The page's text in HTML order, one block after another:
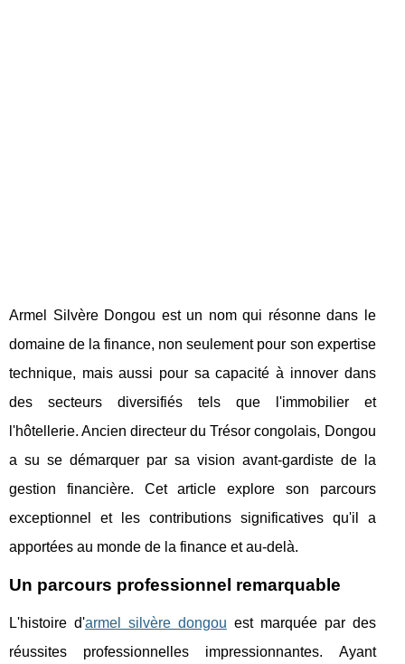
Armel Silvère Dongou est un nom qui résonne dans le
domaine de la finance, non seulement pour son expertise
technique, mais aussi pour sa capacité à innover dans
des secteurs diversifiés tels que l'immobilier et
l'hôtellerie. Ancien directeur du Trésor congolais, Dongou
a su se démarquer par sa vision avant-gardiste de la
gestion financière. Cet article explore son parcours
exceptionnel et les contributions significatives qu'il a
apportées au monde de la finance et au-delà.
Un parcours professionnel remarquable
L'histoire d'armel silvère dongou est marquée par des
réussites professionnelles impressionnantes. Ayant